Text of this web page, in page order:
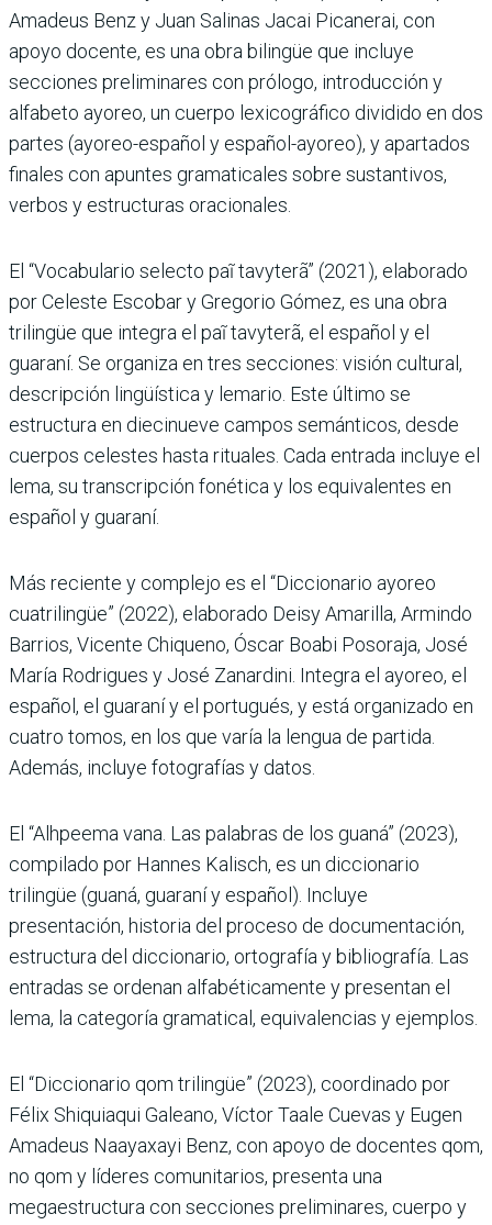
Amadeus Benz y Juan Salinas Jacai Picanerai, con
apoyo docente, es una obra bilingüe que incluye
secciones preliminares con prólogo, introducción y
alfabeto ayoreo, un cuerpo lexicográfico dividido en dos
partes (ayoreo-español y español-ayoreo), y apartados
finales con apuntes gramaticales sobre sustantivos,
verbos y estructuras oracionales.
El “Vocabulario selecto paĩ tavyterã” (2021), elaborado
por Celeste Escobar y Gregorio Gómez, es una obra
trilingüe que integra el paĩ tavyterã, el español y el
guaraní. Se organiza en tres secciones: visión cultural,
descripción lingüística y lemario. Este último se
estructura en diecinueve campos semánticos, desde
cuerpos celestes hasta rituales. Cada entrada incluye el
lema, su transcripción fonética y los equivalentes en
español y guaraní.
Más reciente y complejo es el “Diccionario ayoreo
cuatrilingüe” (2022), elaborado Deisy Amarilla, Armindo
Barrios, Vicente Chiqueno, Óscar Boabi Posoraja, José
María Rodrigues y José Zanardini. Integra el ayoreo, el
español, el guaraní y el portugués, y está organizado en
cuatro tomos, en los que varía la lengua de partida.
Además, incluye fotografías y datos.
El “Alhpeema vana. Las palabras de los guaná” (2023),
compilado por Hannes Kalisch, es un diccionario
trilingüe (guaná, guaraní y español). Incluye
presentación, historia del proceso de documentación,
estructura del diccionario, ortografía y bibliografía. Las
entradas se ordenan alfabéticamente y presentan el
lema, la categoría gramatical, equivalencias y ejemplos.
El “Diccionario qom trilingüe” (2023), coordinado por
Félix Shiquiaqui Galeano, Víctor Taale Cuevas y Eugen
Amadeus Naayaxayi Benz, con apoyo de docentes qom,
no qom y líderes comunitarios, presenta una
megaestructura con secciones preliminares, cuerpo y